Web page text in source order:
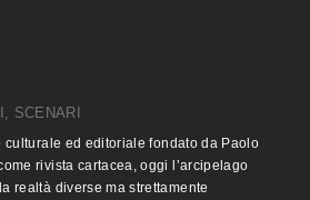
SCENARI
culturale ed editoriale fondato da Paolo
rivista cartacea, oggi l’arcipelago
realtà diverse ma strettamente